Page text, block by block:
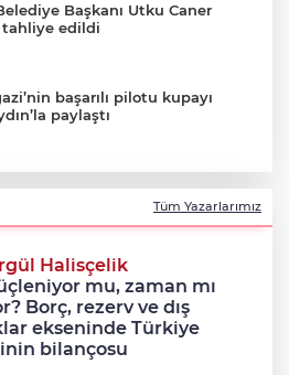
Başkanı Utku Caner
tahliye edildi
başarılı pilotu kupayı
paylaştı
Bahçeli 'çerçeve yasa'yı
Tüm Yazarlarımız
Halisçelik
mu, zaman mı
Borç, rezerv ve dış
ekseninde Türkiye
bilançosu